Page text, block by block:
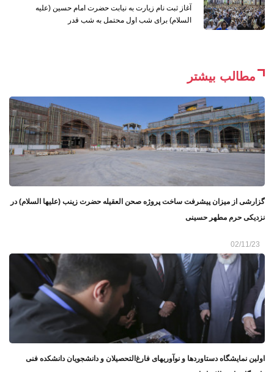
آغاز ثبت نام زیارت به نیابت حضرت امام حسین (علیه
السلام) برای شب اول محتمل به شب قدر
مطالب بیشتر
گزارشی از میزان پیشرفت ساخت پروژه صحن العقیله حضرت زینب (علیها السلام) در
نزدیکی حرم مطهر حسینی
02/11/23
اولین نمایشگاه دستاوردها و نوآوریهای فارغ‌التحصیلان و دانشجویان دانشکده فنی